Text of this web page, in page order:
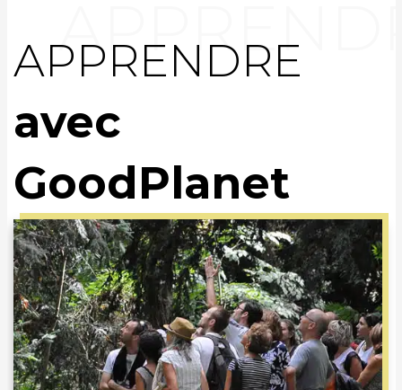
APPRENDRE
avec
GoodPlanet